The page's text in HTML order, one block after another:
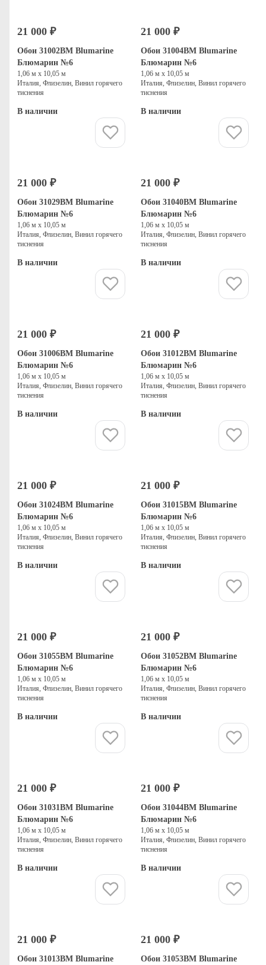
21 000 ₽
Обои 31002BM Blumarine
Блюмарин №6
1,06 м х 10,05 м
Италия, Флизелин, Винил горячего
тиснения
В наличии
21 000 ₽
Обои 31004BM Blumarine
Блюмарин №6
1,06 м х 10,05 м
Италия, Флизелин, Винил горячего
тиснения
В наличии
21 000 ₽
Обои 31029BM Blumarine
Блюмарин №6
1,06 м х 10,05 м
Италия, Флизелин, Винил горячего
тиснения
В наличии
21 000 ₽
Обои 31040BM Blumarine
Блюмарин №6
1,06 м х 10,05 м
Италия, Флизелин, Винил горячего
тиснения
В наличии
21 000 ₽
Обои 31006BM Blumarine
Блюмарин №6
1,06 м х 10,05 м
Италия, Флизелин, Винил горячего
тиснения
В наличии
21 000 ₽
Обои 31012BM Blumarine
Блюмарин №6
1,06 м х 10,05 м
Италия, Флизелин, Винил горячего
тиснения
В наличии
21 000 ₽
Обои 31024BM Blumarine
Блюмарин №6
1,06 м х 10,05 м
Италия, Флизелин, Винил горячего
тиснения
В наличии
21 000 ₽
Обои 31015BM Blumarine
Блюмарин №6
1,06 м х 10,05 м
Италия, Флизелин, Винил горячего
тиснения
В наличии
21 000 ₽
Обои 31055BM Blumarine
Блюмарин №6
1,06 м х 10,05 м
Италия, Флизелин, Винил горячего
тиснения
В наличии
21 000 ₽
Обои 31052BM Blumarine
Блюмарин №6
1,06 м х 10,05 м
Италия, Флизелин, Винил горячего
тиснения
В наличии
21 000 ₽
Обои 31031BM Blumarine
Блюмарин №6
1,06 м х 10,05 м
Италия, Флизелин, Винил горячего
тиснения
В наличии
21 000 ₽
Обои 31044BM Blumarine
Блюмарин №6
1,06 м х 10,05 м
Италия, Флизелин, Винил горячего
тиснения
В наличии
21 000 ₽
Обои 31013BM Blumarine
21 000 ₽
Обои 31053BM Blumarine